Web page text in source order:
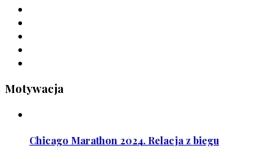
Motywacja
Chicago Marathon 2024. Relacja z biegu